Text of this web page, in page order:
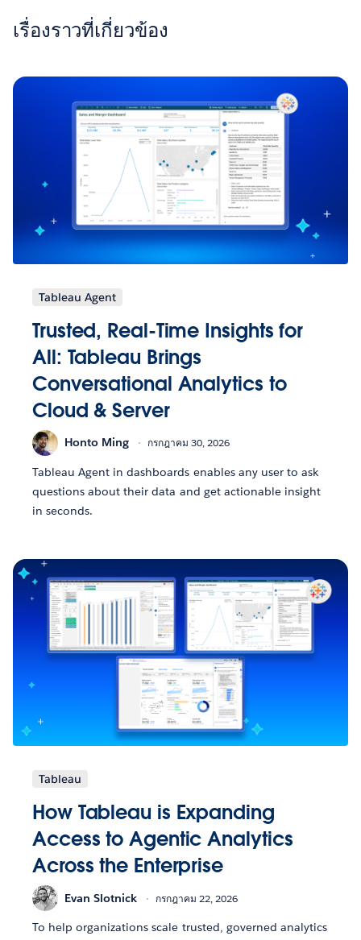
เรื่องราวที่เกี่ยวข้อง
Tableau Agent
Trusted, Real-Time Insights for
All: Tableau Brings
Conversational Analytics to
Cloud & Server
Honto Ming กรกฎาคม 30, 2026
Tableau Agent in dashboards enables any user to ask
questions about their data and get actionable insight
in seconds.
Tableau
How Tableau is Expanding
Access to Agentic Analytics
Across the Enterprise
Evan Slotnick กรกฎาคม 22, 2026
To help organizations scale trusted, governed analytics